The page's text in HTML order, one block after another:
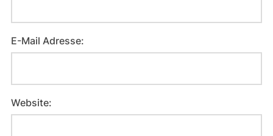
E-Mail Adresse:
Website: